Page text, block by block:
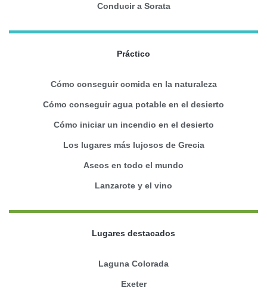
Conducir a Sorata
Práctico
Cómo conseguir comida en la naturaleza
Cómo conseguir agua potable en el desierto
Cómo iniciar un incendio en el desierto
Los lugares más lujosos de Grecia
Aseos en todo el mundo
Lanzarote y el vino
Lugares destacados
Laguna Colorada
Exeter